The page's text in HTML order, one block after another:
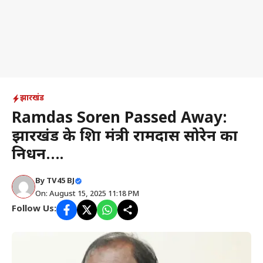
झारखंड
Ramdas Soren Passed Away:
झारखंड के शिक्षा मंत्री रामदास सोरेन का
निधन….
By TV45 BJ
On: August 15, 2025 11:18 PM
Follow Us: